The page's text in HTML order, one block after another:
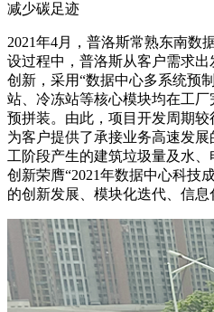
减少碳足迹
2021年4月，普洛斯常熟东南数
设过程中，普洛斯从客户需求
创新，采用“数据中心多系统预
站、冷冻站等核心模块均在工
预拼装。由此，项目开发周期
为客户提供了承接业务高速发
工阶段产生的建筑垃圾量及水
创新荣膺“2021年数据中心科技
的创新发展、模块化迭代、信息